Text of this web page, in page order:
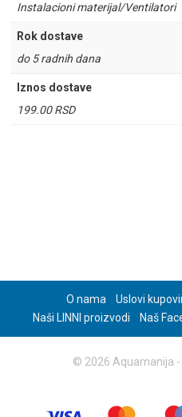
Instalacioni materijal/Ventilatori
Rok dostave
do 5 radnih dana
Iznos dostave
199.00 RSD
O nama
Uslovi
Naši LINNI proizvodi
Naš
© 2026 Aquamanija -